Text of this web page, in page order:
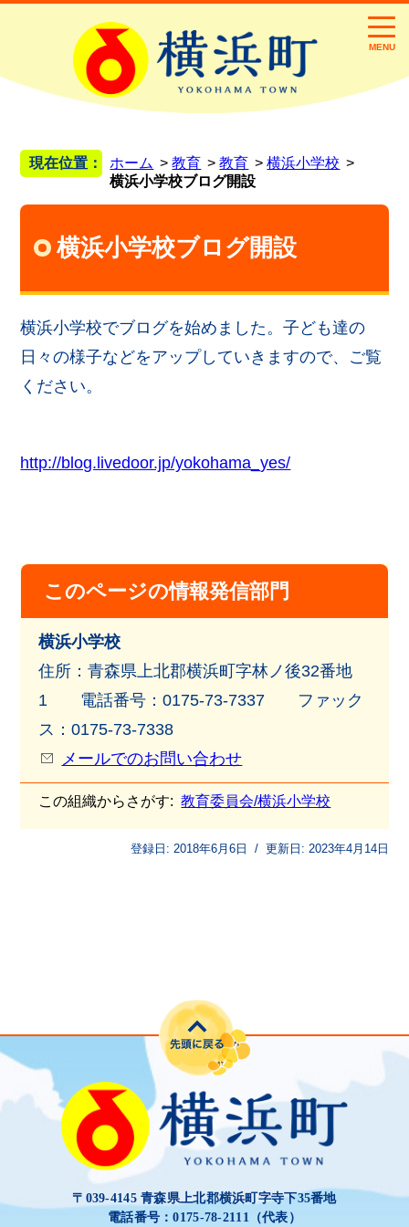
MENU
現在位置： ホーム 教育 教育
横浜小学校
横浜小学校ブログ開設
横浜小学校ブログ開設
横浜小学校でブログを始めました。子ども達の
日々の様子などをアップしていきますので、ご覧
ください。
http://blog.livedoor.jp/yokohama_yes/
このページの情報発信部門
横浜小学校
住所：青森県上北郡横浜町字林ノ後32番地
1 電話番号：0175-73-7337 ファック
ス：0175-73-7338
メールでのお問い合わせ
この組織からさがす:教育委員会/横浜小学校
登録日: 2018年6月6日 / 更新日: 2023年4月14日
〒039-4145 青森県上北郡横浜町字寺下35番地
電話番号：0175-78-2111（代表）